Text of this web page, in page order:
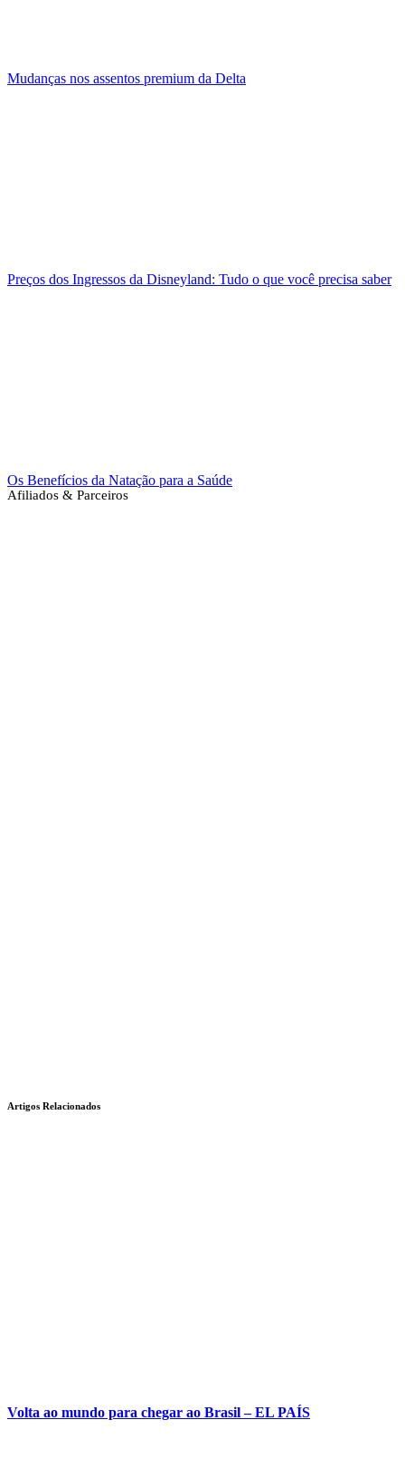
Mudanças nos assentos premium da Delta
Preços dos Ingressos da Disneyland: Tudo o que você precisa saber
Os Benefícios da Natação para a Saúde
Afiliados & Parceiros
Artigos Relacionados
Volta ao mundo para chegar ao Brasil – EL PAÍS